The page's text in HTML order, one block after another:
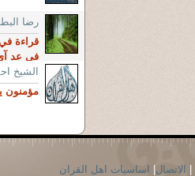
رضا
قراءة في
في عد
الشيخ
مؤمنون
الاتصال اساسيات اهل القران